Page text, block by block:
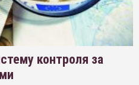
контроля за